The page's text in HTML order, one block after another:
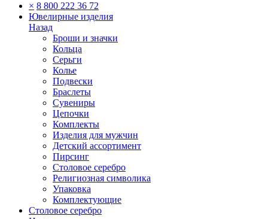
× 8 800 222 36 72
Ювелирные изделия
Назад
Броши и значки
Кольца
Серьги
Колье
Подвески
Браслеты
Сувениры
Цепочки
Комплекты
Изделия для мужчин
Детский ассортимент
Пирсинг
Столовое серебро
Религиозная символика
Упаковка
Комплектующие
Столовое серебро